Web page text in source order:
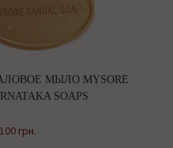
МЫЛО MYSORE
SOAPS
100 грн.